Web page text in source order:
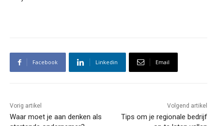
Facebook Linkedin Email
Vorig artikel
Waar moet je aan denken als
Volgend artikel
Tips om je regionale bedrijf